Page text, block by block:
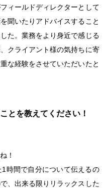
ィールドディレクターとして
聞いたりアドバイスすること
た。業務をより身近で感じる
クライアント様の気持ちに寄
な経験をさせていただいたと
とを教えてください！
！
時間で自分について伝えるの
、出来る限りリラックスした